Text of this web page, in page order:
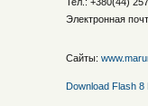
Электронная
Сайты:
Download Flash 8